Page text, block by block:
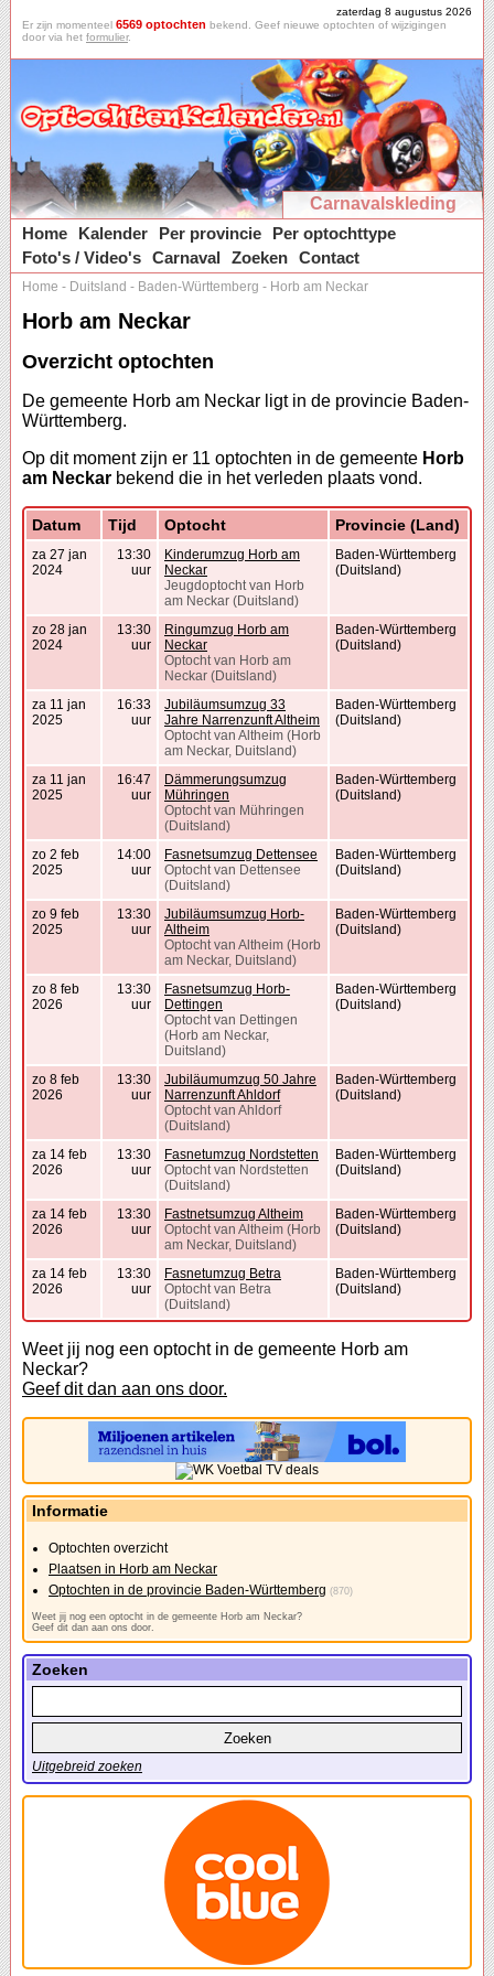
zaterdag 8 augustus 2026
Er zijn momenteel 6569 optochten bekend. Geef nieuwe optochten of wijzigingen
door via het formulier.
Carnavalskleding
Home
Kalender Per provincie
Per optochttype
Foto's / Video's Carnaval Zoeken Contact
Home - Duitsland - Baden-Württemberg - Horb am Neckar
Horb am Neckar
Overzicht optochten
De gemeente Horb am Neckar ligt in de provincie Baden-
Württemberg.
Op dit moment zijn er 11 optochten in de gemeente Horb
am Neckar bekend die in het verleden plaats vond.
Datum Tijd Optocht Provincie (Land)
za 27 jan
2024
13:30
uur
Kinderumzug Horb am
Neckar
Jeugdoptocht van Horb
am Neckar (Duitsland)
Baden-Württemberg
(Duitsland)
zo 28 jan
2024
13:30
uur
Ringumzug Horb am
Neckar
Optocht van Horb am
Neckar (Duitsland)
Baden-Württemberg
(Duitsland)
za 11 jan
2025
16:33
uur
Jubiläumsumzug 33
Jahre Narrenzunft Altheim
Optocht van Altheim (Horb
am Neckar, Duitsland)
Baden-Württemberg
(Duitsland)
za 11 jan
2025
16:47
uur
Dämmerungsumzug
Mühringen
Optocht van Mühringen
(Duitsland)
Baden-Württemberg
(Duitsland)
zo 2 feb
2025
14:00
uur
Fasnetsumzug Dettensee
Optocht van Dettensee
(Duitsland)
Baden-Württemberg
(Duitsland)
zo 9 feb
2025
13:30
uur
Jubiläumsumzug Horb-
Altheim
Optocht van Altheim (Horb
am Neckar, Duitsland)
Baden-Württemberg
(Duitsland)
zo 8 feb
2026
13:30
uur
Fasnetsumzug Horb-
Dettingen
Optocht van Dettingen
(Horb am Neckar,
Duitsland)
Baden-Württemberg
(Duitsland)
zo 8 feb
2026
13:30
uur
Jubiläumumzug 50 Jahre
Narrenzunft Ahldorf
Optocht van Ahldorf
(Duitsland)
Baden-Württemberg
(Duitsland)
za 14 feb
2026
13:30
uur
Fasnetumzug Nordstetten
Optocht van Nordstetten
(Duitsland)
Baden-Württemberg
(Duitsland)
za 14 feb
2026
13:30
uur
Fastnetsumzug Altheim
Optocht van Altheim (Horb
am Neckar, Duitsland)
Baden-Württemberg
(Duitsland)
za 14 feb
2026
13:30
uur
Fasnetumzug Betra
Optocht van Betra
(Duitsland)
Baden-Württemberg
(Duitsland)
Weet jij nog een optocht in de gemeente Horb am
Neckar?
Geef dit dan aan ons door.
Informatie
Optochten overzicht
Plaatsen in Horb am Neckar
Optochten in de provincie Baden-Württemberg (870)
Weet jij nog een optocht in de gemeente Horb am Neckar?
Geef dit dan aan ons door.
Zoeken
Uitgebreid zoeken